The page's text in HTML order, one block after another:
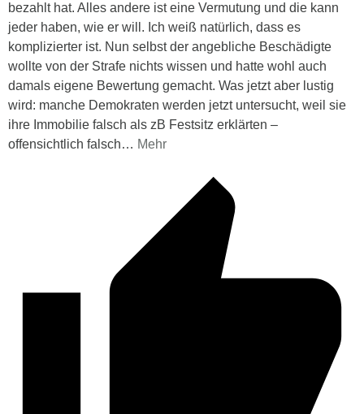
bezahlt hat. Alles andere ist eine Vermutung und die kann
jeder haben, wie er will. Ich weiß natürlich, dass es
komplizierter ist. Nun selbst der angebliche Beschädigte
wollte von der Strafe nichts wissen und hatte wohl auch
damals eigene Bewertung gemacht. Was jetzt aber lustig
wird: manche Demokraten werden jetzt untersucht, weil sie
ihre Immobilie falsch als zB Festsitz erklärten –
offensichtlich falsch… Mehr